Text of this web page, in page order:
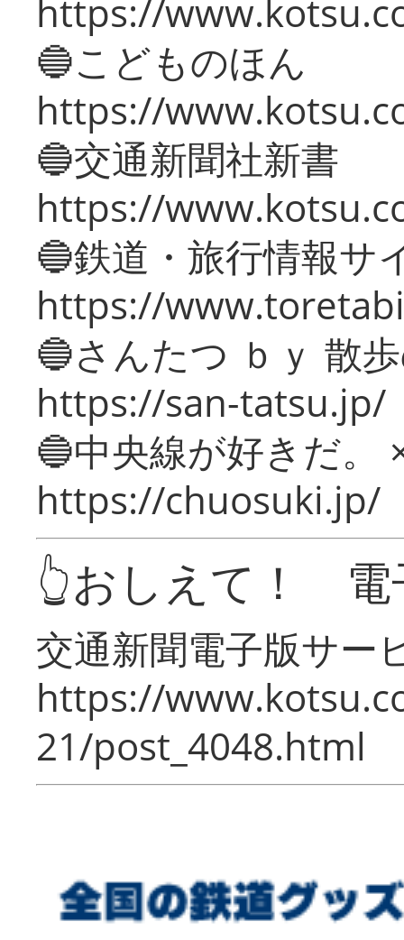
https://
🔵こどものほん
https://
🔵交通新聞社新書
https://
🔵鉄道・旅行情報サ
https://
🔵さんたつ ｂｙ 散
https://san-tatsu.jp/
🔵中央線が好きだ。
https://chuosuki.jp/
👆おしえて！ 電
交通新聞電子版サー
https://
21/post_4048.html